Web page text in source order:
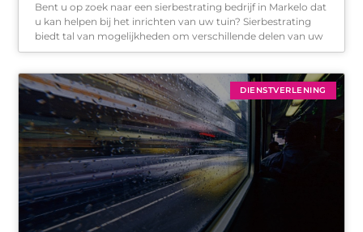
Bent u op zoek naar een sierbestrating bedrijf in Markelo dat
u kan helpen bij het inrichten van uw tuin? Sierbestrating
biedt tal van mogelijkheden om verschillende delen van uw
DIENSTVERLENING